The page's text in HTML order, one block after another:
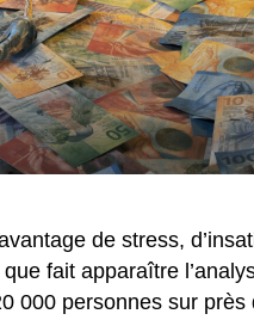
de stress,
fait apparaître
000 personnes sur près